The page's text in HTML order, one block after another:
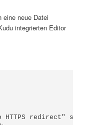
eine neue Datei
integrierten Editor